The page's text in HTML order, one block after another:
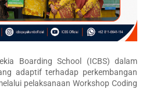
Boarding School (ICBS) dalam
adaptif terhadap perkembangan
pelaksanaan Workshop Coding